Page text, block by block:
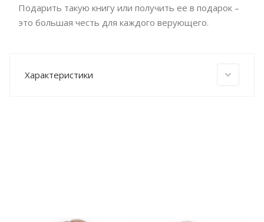
Подарить такую книгу или получить ее в подарок –
это большая честь для каждого верующего.
Характеристики